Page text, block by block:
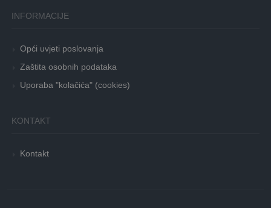
INFORMACIJE
Opći uvjeti poslovanja
Zaštita osobnih podataka
Uporaba "kolačića" (cookies)
KONTAKT
Kontakt